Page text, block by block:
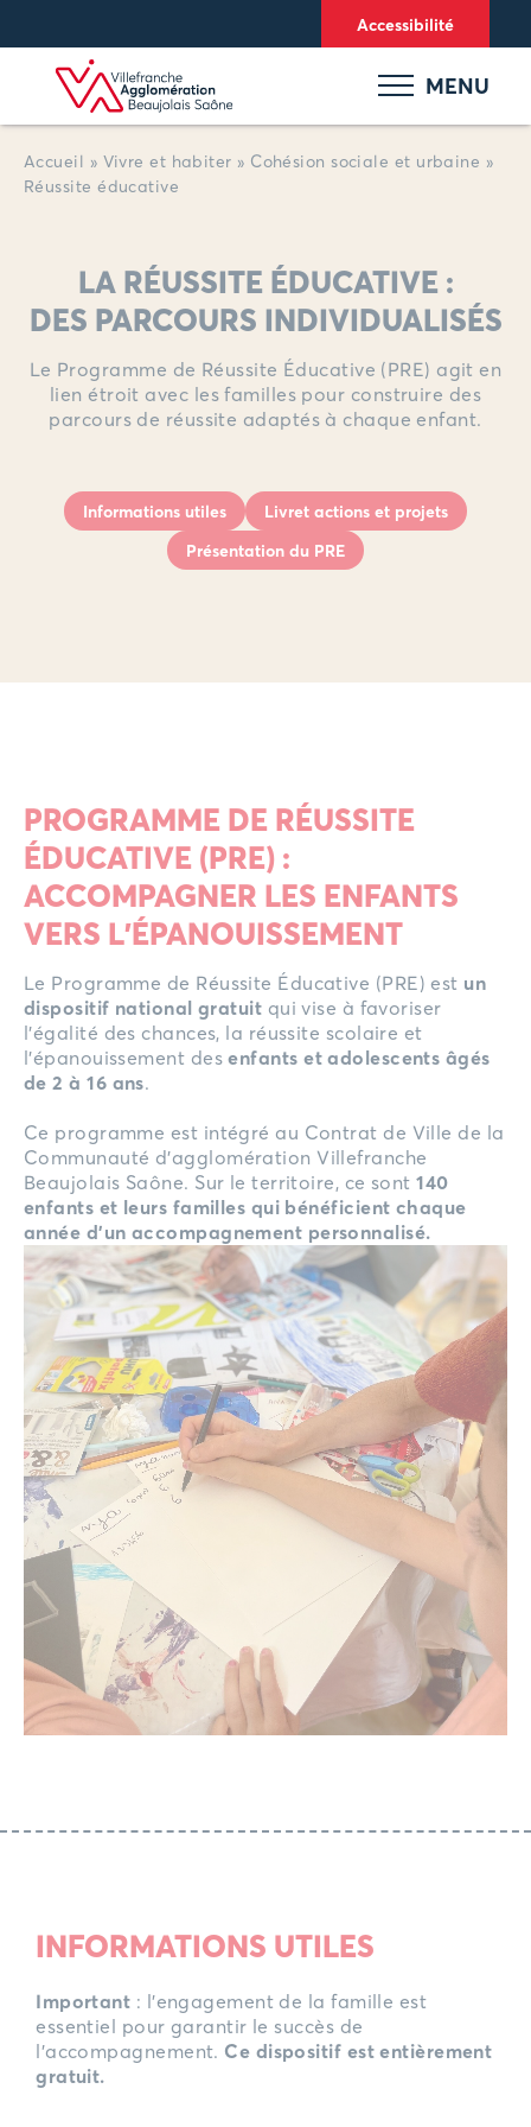
Accessibilité
MENU
Accueil » Vivre et habiter » Cohésion sociale et urbaine »
Réussite éducative
LA RÉUSSITE ÉDUCATIVE :
DES PARCOURS INDIVIDUALISÉS
Le Programme de Réussite Éducative (PRE) agit en
lien étroit avec les familles pour construire des
parcours de réussite adaptés à chaque enfant.
Informations utiles
Livret actions et projets
Présentation du PRE
PROGRAMME DE RÉUSSITE
ÉDUCATIVE (PRE) :
ACCOMPAGNER LES ENFANTS
VERS L’ÉPANOUISSEMENT
Le Programme de Réussite Éducative (PRE) est un
dispositif national gratuit qui vise à favoriser
l’égalité des chances, la réussite scolaire et
l’épanouissement desenfants et adolescents âgés
de 2 à 16 ans.
Ce programme est intégré au Contrat de Ville de la
Communauté d’agglomération Villefranche
Beaujolais Saône. Sur le territoire, ce sont140
enfants et leurs familles qui bénéficient chaque
année d’un accompagnement personnalisé.
INFORMATIONS UTILES
Important : l’engagement de la famille est
essentiel pour garantir le succès de
l’accompagnement. Ce dispositif est entièrement
gratuit.